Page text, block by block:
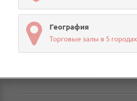
География
Торговые залы в 5 городах